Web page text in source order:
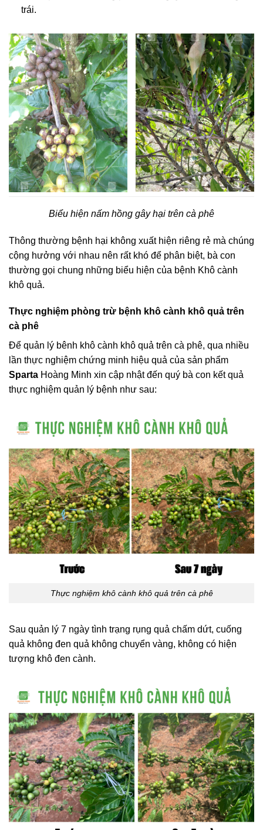
trái.
Biểu hiện nấm hồng gây hại trên cà phê
Thông thường bệnh hại không xuất hiện riêng rẻ mà chúng
cộng hưởng với nhau nên rất khó để phân biệt, bà con
thường gọi chung những biểu hiện của bệnh Khô cành
khô quả.
Thực nghiệm phòng trừ bệnh khô cành khô quả trên
cà phê
Để quản lý bênh khô cành khô quả trên cà phê, qua nhiều
lần thực nghiệm chứng minh hiệu quả của sản phẩm
Sparta Hoàng Minh xin cập nhật đến quý bà con kết quả
thực nghiệm quản lý bệnh như sau:
Thực nghiệm khô cành khô quả trên cà phê
Sau quản lý 7 ngày tình trạng rụng quả chấm dứt, cuống
quả không đen quả không chuyển vàng, không có hiện
tượng khô đen cành.